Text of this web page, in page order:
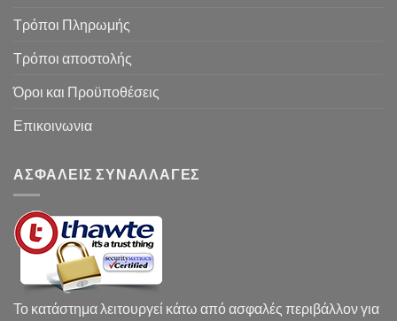
Τρόποι Πληρωμής
Τρόποι αποστολής
Όροι και Προϋποθέσεις
Επικοινωνια
ΑΣΦΑΛΕΙΣ ΣΥΝΑΛΛΑΓΕΣ
Το κατάστημα λειτουργεί κάτω από ασφαλές περιβάλλον για